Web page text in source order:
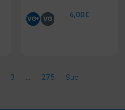
6,00€
3 … 275 Suc